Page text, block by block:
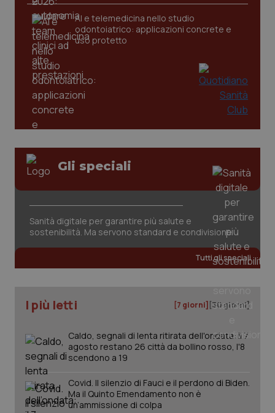
AI e telemedicina nello studio
odontoiatrico: applicazioni concrete e
uso protetto
Gli speciali
Sanità digitale per garantire più salute e
sostenibilità. Ma servono standard e condivisione
Tutti gli speciali
I più letti [7 giorni] [30 giorni]
Caldo, segnali di lenta ritirata dell'ondata: il 7
agosto restano 26 città da bollino rosso, l'8
scendono a 19
Covid. Il silenzio di Fauci e il perdono di Biden.
Ma il Quinto Emendamento non è
un’ammissione di colpa
CookieScriptConsent
CookieScript
5
tracking-sites-ironfish-
tracking-enable
www.quotidianosanita.it
session-id